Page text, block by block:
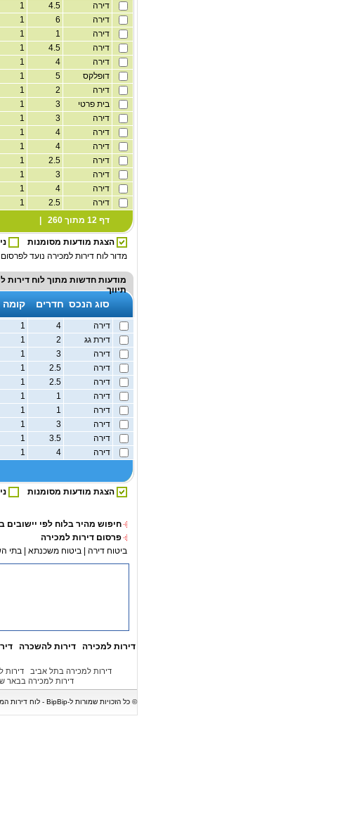
דירה
דירה
דירה
דירה
דירה
דופלקס
דירה
בית פרטי
דירה
דירה
דירה
דירה
דירה
דירה
דירה
דף 12 מתוך 260 |
הצגת מודעות מסומנות
מדור לוח דירות למכירה נועד
מודעות חדשות מתוך לוח דירות
תיווך
סוג הנכס חדרים קומה
דירה
דירת גג
דירה
דירה
דירה
דירה
דירה
דירה
דירה
דירה
הצגת מודעות מסומנות
חיפוש מהיר בלוח לפי יישובים
פרסום דירות למכירה
ביטוח דירה
ביטוח משכנתא בתי
דירות למכירה דירות להשכרה
דירות למכירה בתל אביב דירות
דירות למכירה בבאר
© כל הזכויות שמורות ל-BipBip - לוח דירות המציג מגוון של דירות למכירה, דירות להשכרה, בתים, וילות, משרדים וחנויות. אין לעשות כל שימוש במודעות נדל"ן ללא קבלת אישור בכתב.